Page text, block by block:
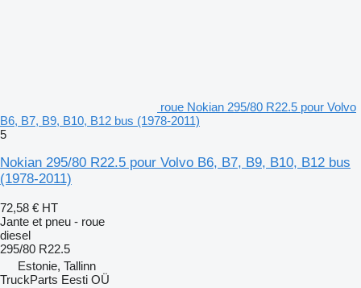
roue Nokian 295/80 R22.5 pour Volvo
B6, B7, B9, B10, B12 bus (1978-2011)
5
Nokian 295/80 R22.5 pour Volvo B6, B7, B9, B10, B12 bus
(1978-2011)
72,58 € HT
Jante et pneu - roue
diesel
295/80 R22.5
Estonie, Tallinn
TruckParts Eesti OÜ